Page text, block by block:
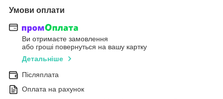
Умови оплати
Ви отримаєте замовлення
або гроші повернуться на вашу картку
Детальніше
Післяплата
Оплата на рахунок